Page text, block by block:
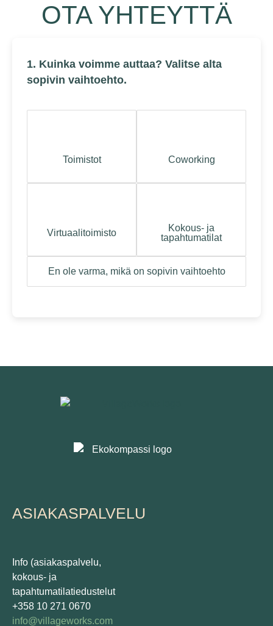
OTA YHTEYTTÄ
1. Kuinka voimme auttaa? Valitse alta
sopivin vaihtoehto.
Toimistot Coworking
Virtuaalitoimisto
Kokous- ja
tapahtumatilat
En ole varma, mikä on sopivin vaihtoehto
ASIAKASPALVELU
Info (asiakaspalvelu,
kokous- ja
tapahtumatilatiedustelut
+358 10 271 0670
info@villageworks.com